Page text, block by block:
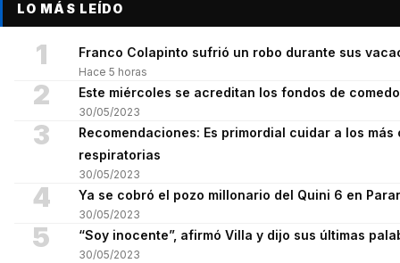
LO MÁS LEÍDO
1 Franco Colapinto sufrió un robo durante sus
Hace 5 horas
2 Este miércoles se acreditan los fondos de
30/05/2023
3
Recomendaciones: Es primordial cuidar a los
respiratorias
30/05/2023
4 Ya se cobró el pozo millonario del Quini 6 en
30/05/2023
5 “Soy inocente”, afirmó Villa y dijo sus últimas
30/05/2023